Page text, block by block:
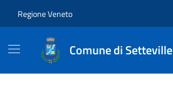
Regione Veneto
Comune di Setteville